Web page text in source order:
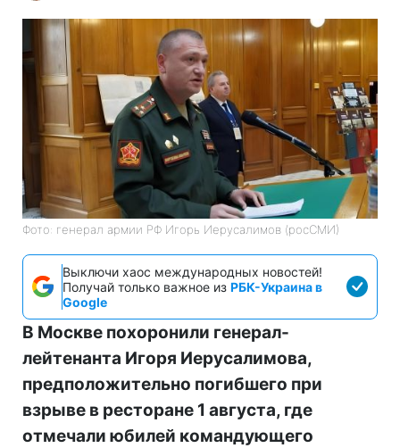
Фото: генерал армии РФ Игорь Иерусалимов (росСМИ)
Выключи хаос международных новостей!
Получай только важное из РБК-Украина в
Google
В Москве похоронили генерал-
лейтенанта Игоря Иерусалимова,
предположительно погибшего при
взрыве в ресторане 1 августа, где
отмечали юбилей командующего